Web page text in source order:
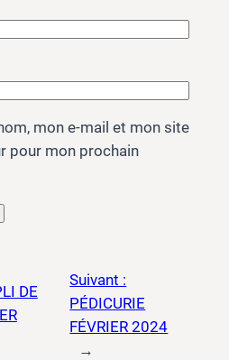
mon e-mail et mon site
pour mon prochain
DE
Suivant :
PÉDICURIE
FÉVRIER 2024
→